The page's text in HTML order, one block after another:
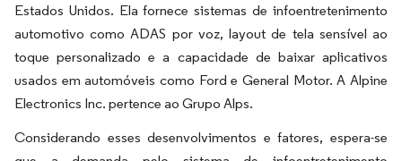
Estados Unidos. Ela fornece sistemas de infoentretenimento
automotivo como ADAS por voz, layout de tela sensível ao
toque personalizado e a capacidade de baixar aplicativos
usados em automóveis como Ford e General Motor. A Alpine
Electronics Inc. pertence ao Grupo Alps.
Considerando esses desenvolvimentos e fatores, espera-se